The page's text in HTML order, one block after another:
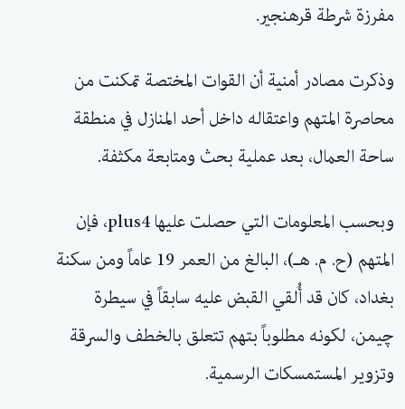
مفرزة شرطة قرهنجير.
وذكرت مصادر أمنية أن القوات المختصة تمكنت من
محاصرة المتهم واعتقاله داخل أحد المنازل في منطقة
ساحة العمال، بعد عملية بحث ومتابعة مكثفة.
وبحسب المعلومات التي حصلت عليها plus4، فإن
المتهم (ح. م. هـ)، البالغ من العمر 19 عاماً ومن سكنة
بغداد، كان قد أُلقي القبض عليه سابقاً في سيطرة
چيمن، لكونه مطلوباً بتهم تتعلق بالخطف والسرقة
وتزوير المستمسكات الرسمية.